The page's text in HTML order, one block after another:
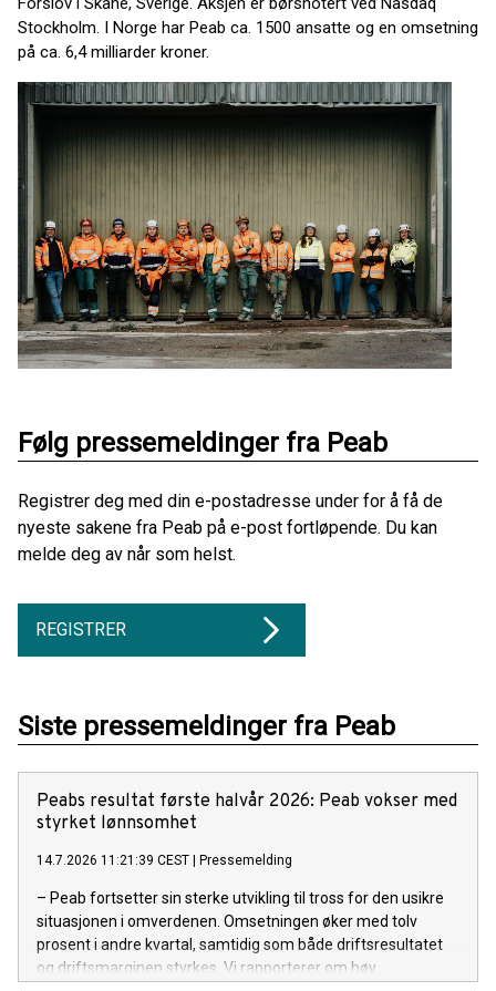
Stockholm. I Norge har Peab ca. 1500 ansatte og en omsetning
på ca. 6,4 milliarder kroner.
Følg pressemeldinger fra Peab
Registrer deg med din e-postadresse under for å få de
nyeste sakene fra Peab på e-post fortløpende. Du kan
melde deg av når som helst.
REGISTRER
Siste pressemeldinger fra Peab
Peabs resultat første halvår 2026: Peab vokser med
styrket lønnsomhet
14.7.2026 11:21:39 CEST | Pressemelding
– Peab fortsetter sin sterke utvikling til tross for den usikre
situasjonen i omverdenen. Omsetningen øker med tolv
prosent i andre kvartal, samtidig som både driftsresultatet
og driftsmarginen styrkes. Vi rapporterer om høy